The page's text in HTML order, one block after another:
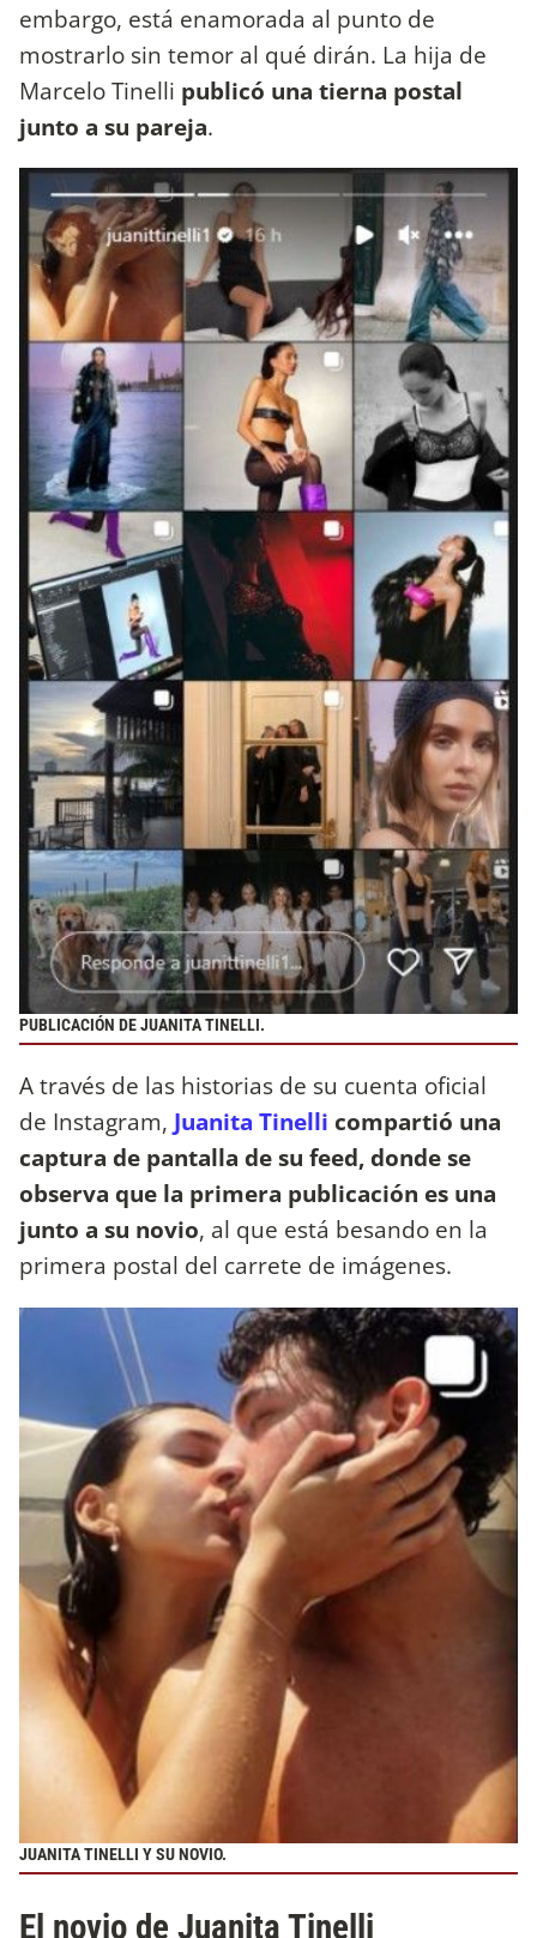
embargo, está enamorada al punto de
mostrarlo sin temor al qué dirán. La hija de
Marcelo Tinelli publicó una tierna postal
junto a su pareja.
PUBLICACIÓN DE JUANITA TINELLI.
A través de las historias de su cuenta oficial
de Instagram, Juanita Tinelli compartió una
captura de pantalla de su feed, donde se
observa que la primera publicación es una
junto a su novio, al que está besando en la
primera postal del carrete de imágenes.
JUANITA TINELLI Y SU NOVIO.
El novio de Juanita Tinelli